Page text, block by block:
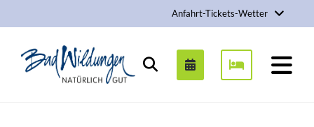
Anfahrt-Tickets-Wetter
Stadt Bad Wildungen
Suchen